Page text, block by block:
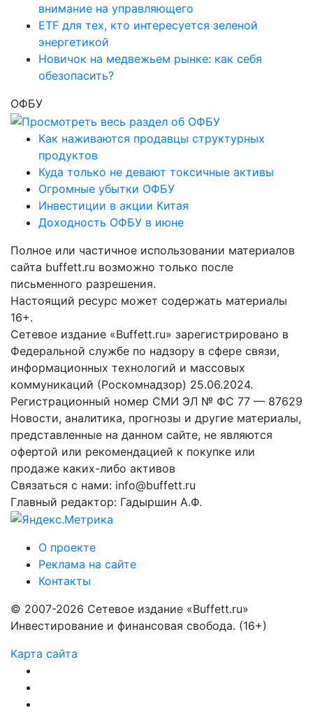
внимание на управляющего
ETF для тех, кто интересуется зеленой
энергетикой
Новичок на медвежьем рынке: как себя
обезопасить?
ОФБУ
Как наживаются продавцы структурных
продуктов
Куда только не девают токсичные активы
Огромные убытки ОФБУ
Инвестиции в акции Китая
Доходность ОФБУ в июне
Полное или частичное использовании материалов
сайта buffett.ru возможно только после
письменного разрешения.
Настоящий ресурс может содержать материалы
16+.
Сетевое издание «Buffett.ru» зарегистрировано в
Федеральной службе по надзору в сфере связи,
информационных технологий и массовых
коммуникаций (Роскомнадзор) 25.06.2024.
Регистрационный номер СМИ ЭЛ № ФС 77 — 87629
Новости, аналитика, прогнозы и другие материалы,
представленные на данном сайте, не являются
офертой или рекомендацией к покупке или
продаже каких-либо активов
Связаться с нами: info@buffett.ru
Главный редактор: Гадыршин А.Ф.
О проекте
Реклама на сайте
Контакты
© 2007-2026 Сетевое издание «Buffett.ru»
Инвестирование и финансовая свобода. (16+)
Карта сайта